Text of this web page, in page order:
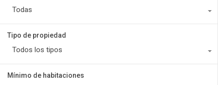
Todas
Tipo de propiedad
Todos los tipos
Mínimo de habitaciones